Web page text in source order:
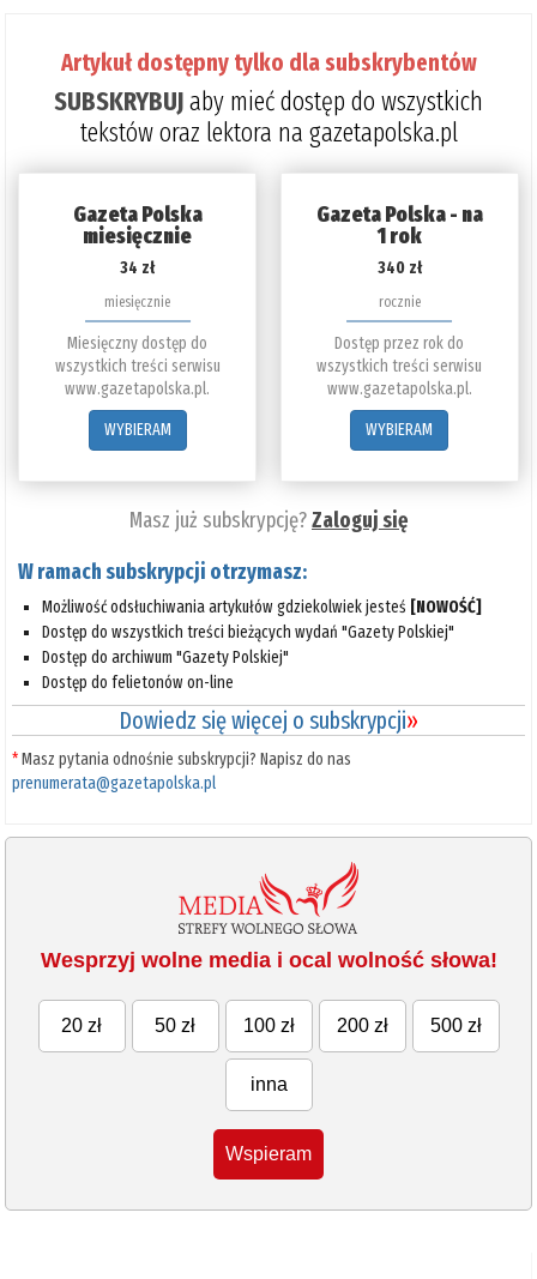
Artykuł dostępny tylko dla subskrybentów
SUBSKRYBUJaby mieć dostęp do wszystkich
tekstów oraz lektora na gazetapolska.pl
Gazeta Polska
miesięcznie
34 zł
miesięcznie
Miesięczny dostęp do
wszystkich treści serwisu
www.gazetapolska.pl.
WYBIERAM
Gazeta Polska - na
1 rok
340 zł
rocznie
Dostęp przez rok do
wszystkich treści serwisu
www.gazetapolska.pl.
WYBIERAM
Masz już subskrypcję?Zaloguj się
W ramach subskrypcji otrzymasz:
Możliwość odsłuchiwania artykułów gdziekolwiek jesteś [NOWOŚĆ]
Dostęp do wszystkich treści bieżących wydań "Gazety Polskiej"
Dostęp do archiwum "Gazety Polskiej"
Dostęp do felietonów on-line
Dowiedz się więcej o subskrypcji»
*Masz pytania odnośnie subskrypcji? Napisz do nas
prenumerata@gazetapolska.pl
Wesprzyj wolne media i ocal wolność słowa!
20 zł 50 zł 100 zł 200 zł 500 zł
inna
Wspieram